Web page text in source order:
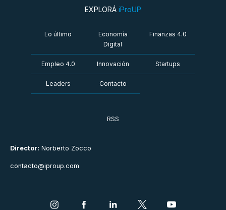
Director: Norberto Zocco
contacto@iproup.com
EXPLORÁ iProUP
Lo último
Economía
Digital
Finanzas 4.0
Empleo 4.0 Innovación Startups
Leaders Contacto
RSS